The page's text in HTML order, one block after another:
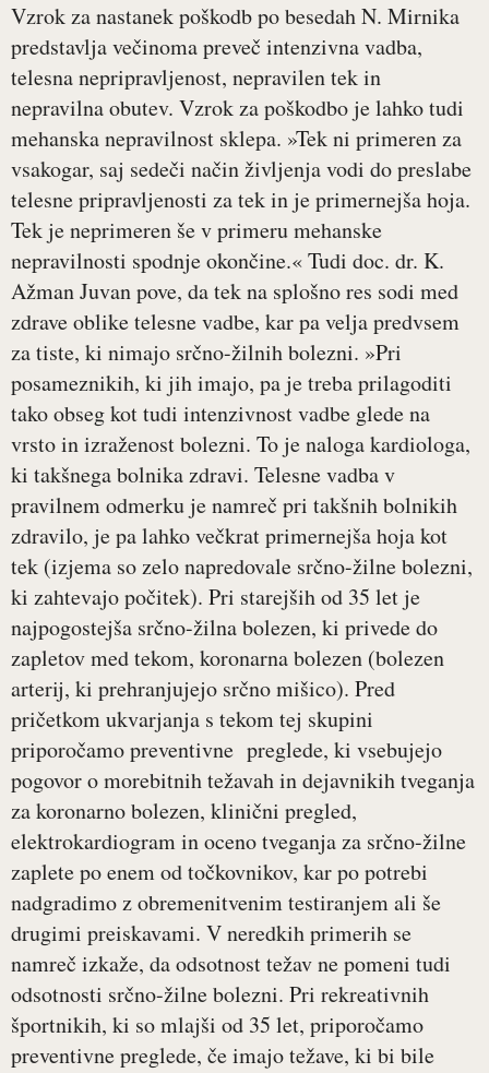
Vzrok za nastanek poškodb po besedah N. Mirnika
predstavlja večinoma preveč intenzivna vadba,
telesna nepripravljenost, nepravilen tek in
nepravilna obutev. Vzrok za poškodbo je lahko tudi
mehanska nepravilnost sklepa. »Tek ni primeren za
vsakogar, saj sedeči način življenja vodi do preslabe
telesne pripravljenosti za tek in je primernejša hoja.
Tek je neprimeren še v primeru mehanske
nepravilnosti spodnje okončine.« Tudi doc. dr. K.
Ažman Juvan pove, da tek na splošno res sodi med
zdrave oblike telesne vadbe, kar pa velja predvsem
za tiste, ki nimajo srčno-žilnih bolezni. »Pri
posameznikih, ki jih imajo, pa je treba prilagoditi
tako obseg kot tudi intenzivnost vadbe glede na
vrsto in izraženost bolezni. To je naloga kardiologa,
ki takšnega bolnika zdravi. Telesne vadba v
pravilnem odmerku je namreč pri takšnih bolnikih
zdravilo, je pa lahko večkrat primernejša hoja kot
tek (izjema so zelo napredovale srčno-žilne bolezni,
ki zahtevajo počitek). Pri starejših od 35 let je
najpogostejša srčno-žilna bolezen, ki privede do
zapletov med tekom, koronarna bolezen (bolezen
arterij, ki prehranjujejo srčno mišico). Pred
pričetkom ukvarjanja s tekom tej skupini
priporočamo preventivne preglede, ki vsebujejo
pogovor o morebitnih težavah in dejavnikih tveganja
za koronarno bolezen, klinični pregled,
elektrokardiogram in oceno tveganja za srčno-žilne
zaplete po enem od točkovnikov, kar po potrebi
nadgradimo z obremenitvenim testiranjem ali še
drugimi preiskavami. V neredkih primerih se
namreč izkaže, da odsotnost težav ne pomeni tudi
odsotnosti srčno-žilne bolezni. Pri rekreativnih
športnikih, ki so mlajši od 35 let, priporočamo
preventivne preglede, če imajo težave, ki bi bile